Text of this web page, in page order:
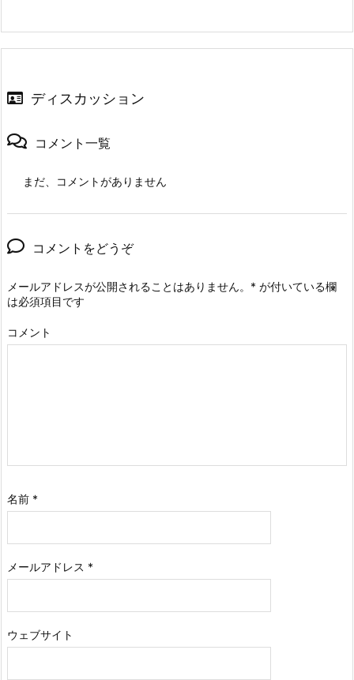
ディスカッション
コメント一覧
まだ、コメントがありません
コメントをどうぞ
メールアドレスが公開されることはありません。 * が付いている欄
は必須項目です
コメント
名前 *
メールアドレス *
ウェブサイト